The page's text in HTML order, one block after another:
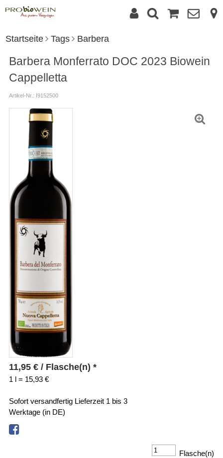
Startseite Tags Barbera
Barbera Monferrato DOC 2023 Biowein
Cappelletta
Artikel-Nr.: I9152500
11,95 €/ Flasche(n) *
1 l = 15,93 €
Sofort versandfertig Lieferzeit 1 bis 3
Werktage (in DE)
Flasche(n)